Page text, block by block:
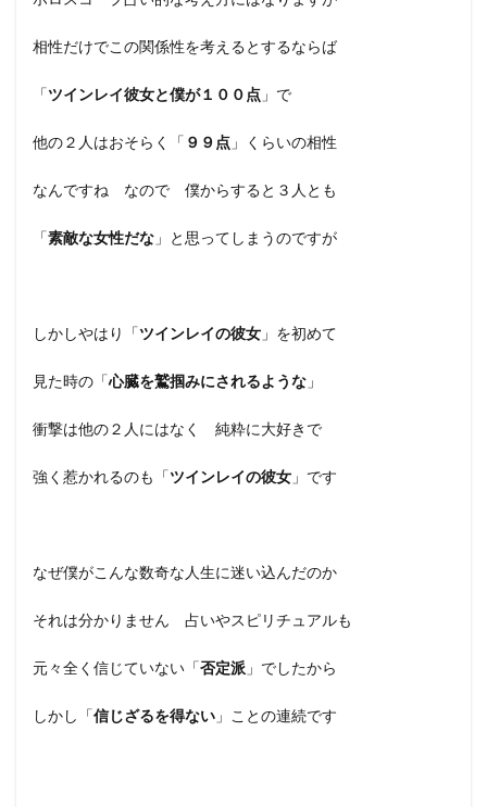
相性だけでこの関係性を考えるとするならば
「ツインレイ彼女と僕が１００点 」で
他の２人はおそらく「 ９９点 」くらいの相性
なんですね なので 僕からすると３人とも
「素敵な女性だな 」と思ってしまうのですが
しかしやはり「ツインレイの彼女 」を初めて
見た時の「心臓を鷲掴みにされるような 」
衝撃は他の２人にはなく 純粋に大好きで
強く惹かれるのも「ツインレイの彼女 」です
なぜ僕がこんな数奇な人生に迷い込んだのか
それは分かりません 占いやスピリチュアルも
元々全く信じていない「否定派 」でしたから
しかし「信じざるを得ない 」ことの連続です